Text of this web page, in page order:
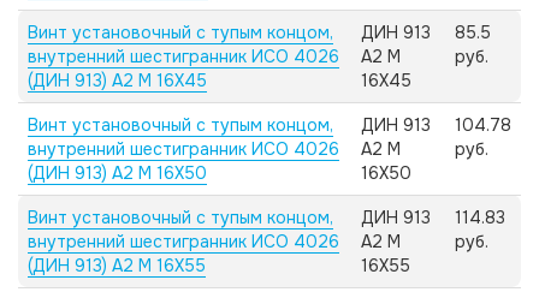
Винт установочный с тупым концом,
внутренний шестигранник ИСО 4026
(ДИН 913) А2 M 16X45
ДИН 913
А2 M
16X45
85.5
руб.
Винт установочный с тупым концом,
внутренний шестигранник ИСО 4026
(ДИН 913) А2 M 16X50
ДИН 913
А2 M
16X50
104.78
руб.
Винт установочный с тупым концом,
внутренний шестигранник ИСО 4026
(ДИН 913) А2 M 16X55
ДИН 913
А2 M
16X55
114.83
руб.